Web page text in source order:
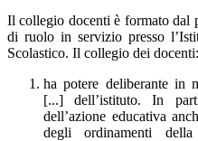
Il collegio docenti è formato dal
di ruolo in servizio presso
Scolastico. Il collegio dei docenti:
ha potere deliberante in
[...] dell’istituto. In
dell’azione educativa
degli ordinamenti